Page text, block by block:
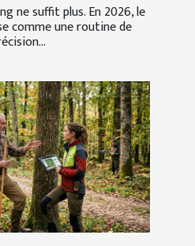
ne suffit plus. En 2026, le
comme une routine de